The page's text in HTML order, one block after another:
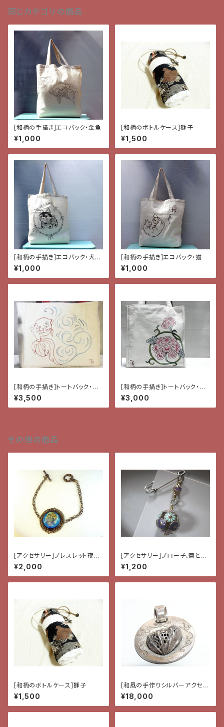
同じカテゴリの商品
[和柄の手描き]エコバック・金魚
¥1,000
[和柄のボトルケース]獅子
¥1,500
[和柄の手描き]エコバック・犬張
子
¥1,000
[和柄の手描き]エコバック・猫
¥1,000
[和柄の手描き]トートバック・金
魚
¥3,500
[和柄の手描き]トートバック・牡
丹と唐草
¥3,000
その他の商品
[アクセサリー]ブレスレット夜行
蝶
¥2,000
[アクセサリー]ブローチ、菊とア
メジスト
¥1,200
[和柄のボトルケース]獅子
¥1,500
[和風の手作りシルバーアクセサ
リー]ペンダント・鬼灯と唐草
¥18,000